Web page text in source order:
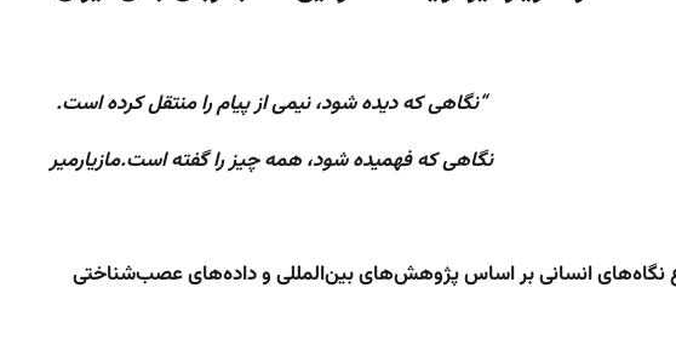
“نگاهی که دیده شود، نیمی از پیام را منتقل کرده است.
نگاهی که فهمیده شود، همه چیز را گفته است.مازیارمیر
نگاه‌های انسانی بر اساس پژوهش‌های بین‌المللی و داده‌های عصب‌شناختی